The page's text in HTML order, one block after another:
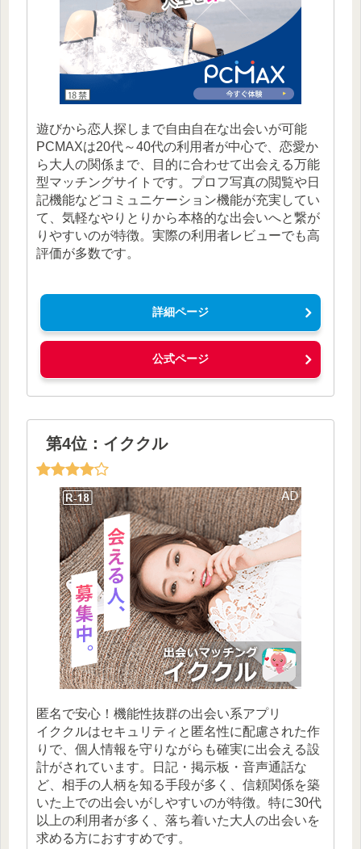
遊びから恋人探しまで自由自在な出会いが可能
PCMAXは20代～40代の利用者が中心で、恋愛か
ら大人の関係まで、目的に合わせて出会える万能
型マッチングサイトです。プロフ写真の閲覧や日
記機能などコミュニケーション機能が充実してい
て、気軽なやりとりから本格的な出会いへと繋が
りやすいのが特徴。実際の利用者レビューでも高
評価が多数です。
詳細ページ
公式ページ
第4位：イククル
匿名で安心！機能性抜群の出会い系アプリ
イククルはセキュリティと匿名性に配慮された作
りで、個人情報を守りながらも確実に出会える設
計がされています。日記・掲示板・音声通話な
ど、相手の人柄を知る手段が多く、信頼関係を築
いた上での出会いがしやすいのが特徴。特に30代
以上の利用者が多く、落ち着いた大人の出会いを
求める方におすすめです。